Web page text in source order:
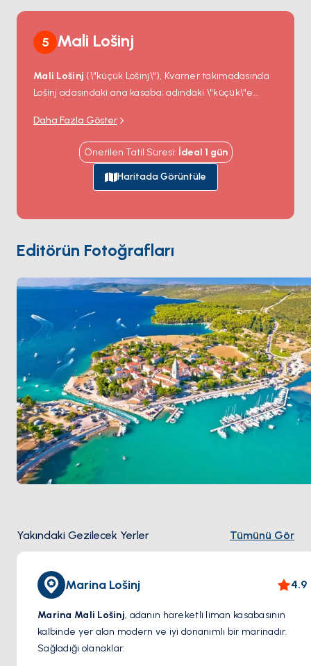
5 Mali Lošinj
Mali Lošinj (\"küçük Lošinj\"), Kvarner takımadasında
Lošinj adasındaki ana kasaba; adındaki \"küçük\"e
\"büyük Lošinj\" — 4 kilometre doğuda yer alıyor).
Kasaba 2 kilometrelik bir sahil yürüyüş yoluyla (Riva
Lošinjskih Kapetana) derin at nalı bir limanın etrafına
sarılı; bu küçük limandan uluslararası deniz
taşımacılığı servetleri kuran yerel deniz kaptanı
charter üssü. Lošinj çam kokulu deniz havası
nedeniyle 1885 Habsburg döneminden beri kayıtlı bir
iklim-sağlık-tatil yeri. Günlük yelken rotaları daha
küçük adalarSusak'a (kum adası, kayalık Hırvat
adaları arasında benzersiz) veIlovik'e (\"Çiçekler
Adası\") 90 dakikada ulaşıyor. SezonNisan ile Ekim
Daha Fazla Göster
Önerilen Tatil Süresi: İdeal 1 gün
Haritada Görüntüle
Editörün Fotoğrafları
Yakındaki Gezilecek Yerler Tümünü Gör
Marina Lošinj 4.9
Marina Mali Lošinj, adanın hareketli liman kasabasının
kalbinde yer alan modern ve iyi donanımlı bir marinadır.
Sağladığı olanaklar: